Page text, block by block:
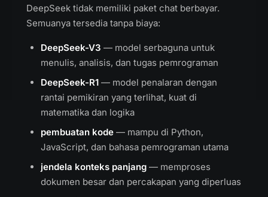
DeepSeek tidak memiliki paket chat berbayar.
Semuanya tersedia tanpa biaya:
DeepSeek-V3 — model serbaguna untuk
menulis, analisis, dan tugas pemrograman
DeepSeek-R1 — model penalaran dengan
rantai pemikiran yang terlihat, kuat di
matematika dan logika
pembuatan kode — mampu di Python,
JavaScript, dan bahasa pemrograman utama
jendela konteks panjang — memproses
dokumen besar dan percakapan yang diperluas